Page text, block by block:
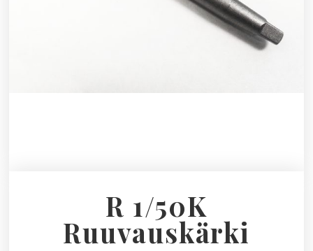
R 1/50K
Ruuvauskärki